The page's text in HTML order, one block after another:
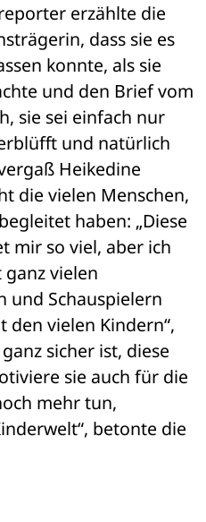
erzählte die
dass sie es
konnte, als sie
und den Brief vom
sie sei einfach nur
und natürlich
Heikedine
die vielen Menschen,
haben: „Diese
mir so viel, aber ich
vielen
und Schauspielern
vielen Kindern“,
sicher ist, diese
sie auch für die
mehr tun,
betonte die